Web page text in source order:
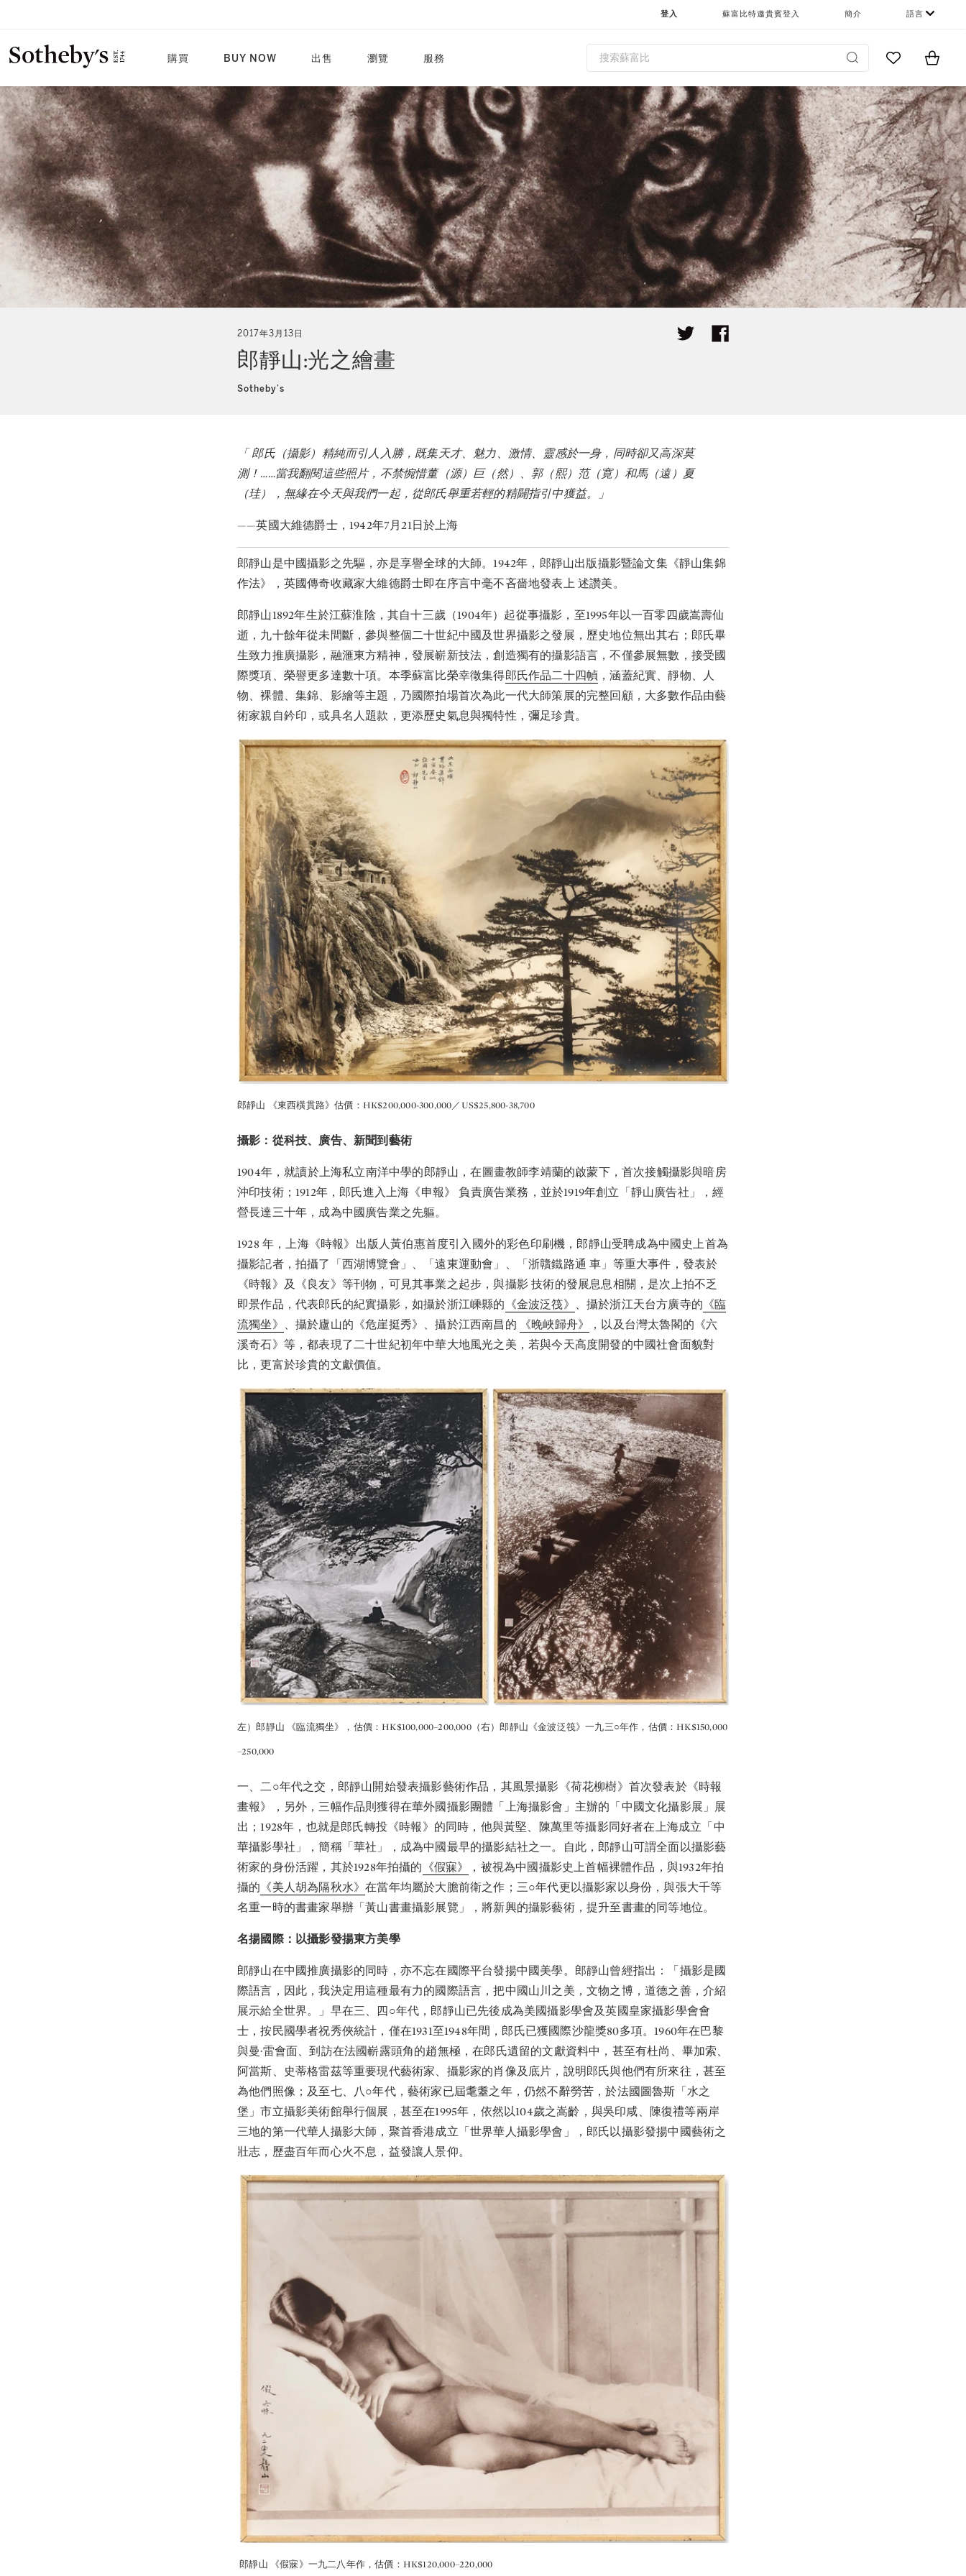
購買 BUY NOW 出售 瀏覽 服務
登入 蘇富比特邀貴賓登入 簡介 語言
Go to MyItems
2017年3月13日
郎靜山:光之繪畫
Sotheby’s
「 郎氏（攝影）精純而引人入勝，既集天才、魅力、激情、靈感於一身，同時卻又高深莫
測！……當我翻閱這些照片，不禁惋惜董（源）巨（然）、郭（熙）范（寛）和馬（遠）夏
（珪），無緣在今天與我們一起，從郎氏舉重若輕的精闢指引中獲益。」
——英國大維德爵士，1942年7月21日於上海
郎靜山是中國攝影之先驅，亦是享譽全球的大師。1942年，郎靜山出版攝影暨論文集《靜山集錦
作法》，英國傳奇收藏家大維德爵士即在序言中毫不吝嗇地發表上 述讚美。
郎靜山1892年生於江蘇淮陰，其自十三歲（1904年）起從事攝影，至1995年以一百零四歲嵩壽仙
逝，九十餘年從未間斷，參與整個二十世紀中國及世界攝影之發展，歷史地位無出其右；郎氏畢
生致力推廣攝影，融滙東方精神，發展嶄新技法，創造獨有的攝影語言，不僅參展無數，接受國
際獎項、榮譽更多達數十項。本季蘇富比榮幸徵集得郎氏作品二十四幀 ，涵蓋紀實、靜物、人
物、裸體、集錦、影繪等主題，乃國際拍場首次為此一代大師策展的完整回顧，大多數作品由藝
術家親自鈐印，或具名人題款，更添歷史氣息與獨特性，彌足珍貴。
郎靜山 《東西橫貫路》估價：HK$200,000-300,000／US$25,800-38,700
攝影：從科技、廣告、新聞到藝術
1904年，就讀於上海私立南洋中學的郎靜山，在圖畫教師李靖蘭的啟蒙下，首次接觸攝影與暗房
沖印技術；1912年，郎氏進入上海《申報》 負責廣告業務，並於1919年創立「靜山廣告社」，經
營長達三十年，成為中國廣告業之先軀。
1928 年，上海《時報》出版人黃伯惠首度引入國外的彩色印刷機，郎靜山受聘成為中國史上首為
攝影記者，拍攝了「西湖博覽會」、「遠東運動會」、「浙贛鐵路通 車」等重大事件，發表於
《時報》及《良友》等刊物，可見其事業之起步，與攝影 技術的發展息息相關，是次上拍不乏
即景作品，代表郎氏的紀實攝影，如攝於浙江嵊縣的 《金波泛筏》 、攝於浙江天台方廣寺的 《臨
流獨坐》 、攝於廬山的《危崖挺秀》、攝於江西南昌的 《晚峽歸舟》
，以及台灣太魯閣的《六
溪奇石》等，都表現了二十世紀初年中華大地風光之美，若與今天高度開發的中國社會面貌對
比，更富於珍貴的文獻價值。
左）郎靜山 《臨流獨坐》，估價：HK$100,000–200,000（右）郎靜山《金波泛筏》一九三○年作，估價：HK$150,000
–250,000
一、二○年代之交，郎靜山開始發表攝影藝術作品，其風景攝影《荷花柳樹》首次發表於《時報
畫報》，另外，三幅作品則獲得在華外國攝影團體「上海攝影會」主辦的「中國文化攝影展」展
出；1928年，也就是郎氏轉投《時報》的同時，他與黃堅、陳萬里等攝影同好者在上海成立「中
華攝影學社」，簡稱「華社」，成為中國最早的攝影結社之一。自此，郎靜山可謂全面以攝影藝
術家的身份活躍，其於1928年拍攝的 《假寐》
，被視為中國攝影史上首幅裸體作品，與1932年拍
攝的 《美人胡為隔秋水》在當年均屬於大膽前衛之作；三○年代更以攝影家以身份，與張大千等
名重一時的書畫家舉辦「黃山書畫攝影展覽」，將新興的攝影藝術，提升至書畫的同等地位。
名揚國際：以攝影發揚東方美學
郎靜山在中國推廣攝影的同時，亦不忘在國際平台發揚中國美學。郎靜山曾經指出：「攝影是國
際語言，因此，我決定用這種最有力的國際語言，把中國山川之美，文物之博，道德之善，介紹
展示給全世界。」早在三、四○年代，郎靜山已先後成為美國攝影學會及英國皇家攝影學會會
士，按民國學者祝秀俠統計，僅在1931至1948年間，郎氏已獲國際沙龍獎80多項。1960年在巴黎
與曼·雷會面、到訪在法國嶄露頭角的趙無極，在郎氏遺留的文獻資料中，甚至有杜尚、畢加索、
阿當斯、史蒂格雷茲等重要現代藝術家、攝影家的肖像及底片，說明郎氏與他們有所來往，甚至
為他們照像；及至七、八○年代，藝術家已屆耄耋之年，仍然不辭勞苦，於法國圖魯斯「水之
堡」市立攝影美術館舉行個展，甚至在1995年，依然以104歲之嵩齡，與吳印咸、陳復禮等兩岸
三地的第一代華人攝影大師，聚首香港成立「世界華人攝影學會」，郎氏以攝影發揚中國藝術之
壯志，歷盡百年而心火不息，益發讓人景仰。
郎靜山 《假寐》一九二八年作，估價：HK$120,000–220,000